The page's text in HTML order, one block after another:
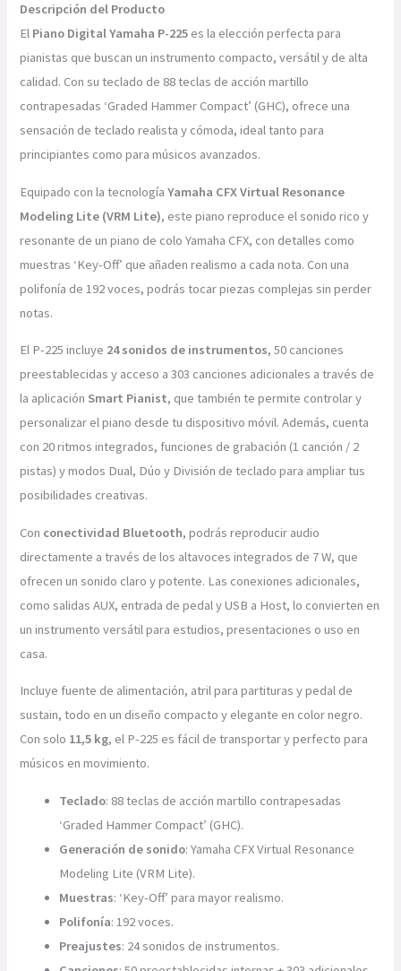
Descripción del Producto
El Piano Digital Yamaha P-225 es la elección perfecta para
pianistas que buscan un instrumento compacto, versátil y de alta
calidad. Con su teclado de 88 teclas de acción martillo
contrapesadas ‘Graded Hammer Compact’ (GHC), ofrece una
sensación de teclado realista y cómoda, ideal tanto para
principiantes como para músicos avanzados.
Equipado con la tecnologíaYamaha CFX Virtual Resonance
Modeling Lite (VRM Lite), este piano reproduce el sonido rico y
resonante de un piano de colo Yamaha CFX, con detalles como
muestras ‘Key-Off’ que añaden realismo a cada nota. Con una
polifonía de 192 voces, podrás tocar piezas complejas sin perder
notas.
El P-225 incluye 24 sonidos de instrumentos, 50 canciones
preestablecidas y acceso a 303 canciones adicionales a través de
la aplicación Smart Pianist, que también te permite controlar y
personalizar el piano desde tu dispositivo móvil. Además, cuenta
con 20 ritmos integrados, funciones de grabación (1 canción / 2
pistas) y modos Dual, Dúo y División de teclado para ampliar tus
posibilidades creativas.
Con conectividad Bluetooth, podrás reproducir audio
directamente a través de los altavoces integrados de 7 W, que
ofrecen un sonido claro y potente. Las conexiones adicionales,
como salidas AUX, entrada de pedal y USB a Host, lo convierten en
un instrumento versátil para estudios, presentaciones o uso en
casa.
Incluye fuente de alimentación, atril para partituras y pedal de
sustain, todo en un diseño compacto y elegante en color negro.
Con solo 11,5 kg, el P-225 es fácil de transportar y perfecto para
músicos en movimiento.
Teclado: 88 teclas de acción martillo contrapesadas
‘Graded Hammer Compact’ (GHC).
Generación de sonido: Yamaha CFX Virtual Resonance
Modeling Lite (VRM Lite).
Muestras: ‘Key-Off’ para mayor realismo.
Polifonía: 192 voces.
Preajustes: 24 sonidos de instrumentos.